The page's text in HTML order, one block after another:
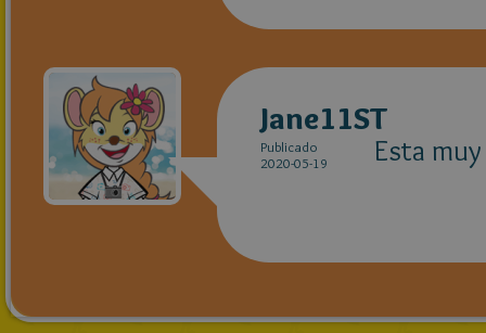
Jane11ST
Publicado
2020-05-19
Esta